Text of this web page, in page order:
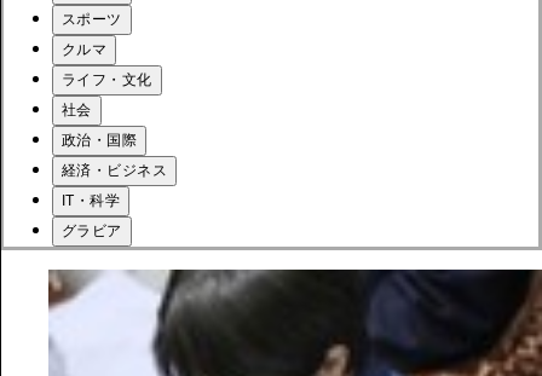
スポーツ
クルマ
ライフ・文化
社会
政治・国際
経済・ビジネス
IT・科学
グラビア